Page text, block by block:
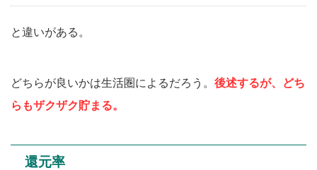
と違いがある。
どちらが良いかは生活圏によるだろう。 後述するが、どち
らもザクザク貯まる。
還元率